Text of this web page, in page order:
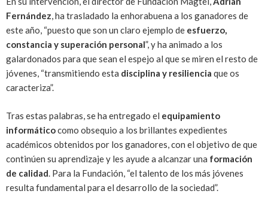
Fernández, ha trasladado la enhorabuena a los ganadores de
este año, “puesto que son un claro ejemplo de esfuerzo,
constancia y superación personal”, y ha animado a los
galardonados para que sean el espejo al que se miren el resto de
jóvenes, “transmitiendo esta disciplina y resiliencia que os
caracteriza”.
Tras estas palabras, se ha entregado el equipamiento
informáticocomo obsequio a los brillantes expedientes
académicos obtenidos por los ganadores, con el objetivo de que
continúen su aprendizaje y les ayude a alcanzar una formación
de calidad. Para la Fundación, “el talento de los más jóvenes
resulta fundamental para el desarrollo de la sociedad”.